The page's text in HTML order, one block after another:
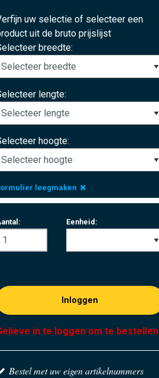
uw selectie of selecteer een
uit de bruto prijslijst
breedte:
lengte:
hoogte:
leegmaken
Eenheid:
Inloggen
in te loggen om te bestellen
Bestel met uw eigen artikelnummers